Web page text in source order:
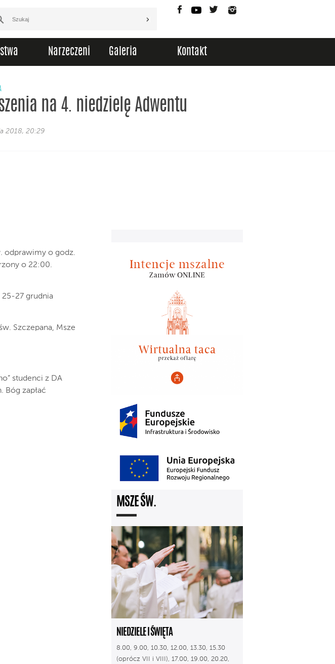
FacebookYouTubeTwitter
Narzeczeni Galeria Kontakt
na 4. niedzielę Adwentu
2018, 20:29
odprawimy o godz.
o 22:00.
27 grudnia
Szczepana, Msze
studenci z DA
Bóg zapłać
MSZE ŚW.
NIEDZIELE I ŚWIĘTA
8.00, 9.00, 10.30, 12.00, 13.30, 15.30
(oprócz VII i VIII), 17.00, 19.00, 20.20,